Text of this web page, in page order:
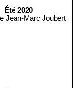
Été 2020